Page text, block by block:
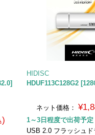
)
HIDISC
HDUF113C128G2
ネット価格：
1～3日程度で出荷予定
USB 2.0 フラッシュ